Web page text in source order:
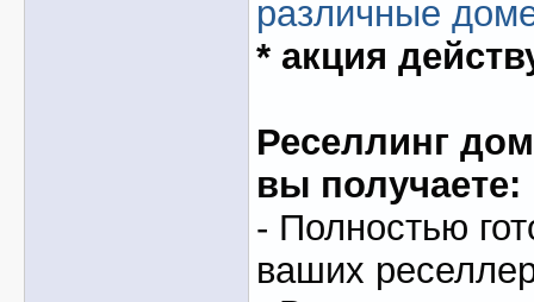
различные
* акция
Реселлинг
вы получаете:
- Полностью
ваших